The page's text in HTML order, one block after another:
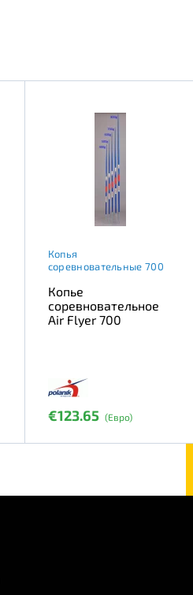
Копья
соревновательные 700
Копье
соревновательное
Air Flyer 700
€123.65 (Евро)